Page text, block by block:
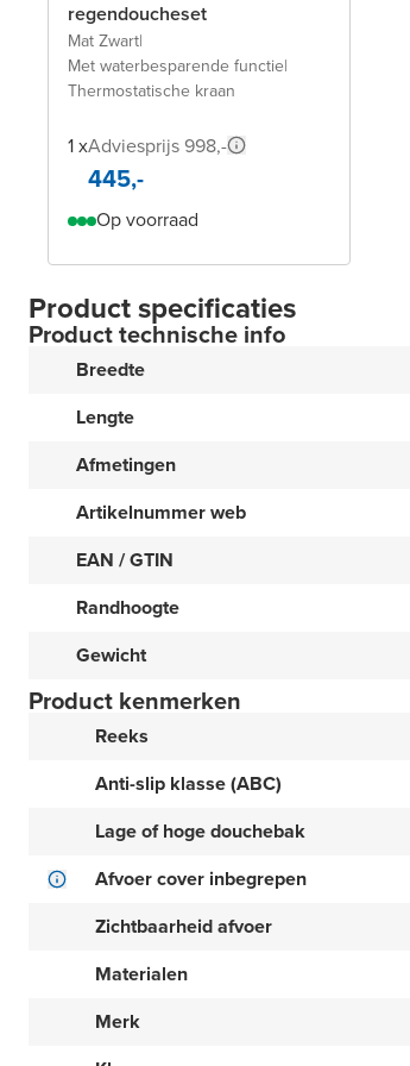
regendoucheset
Mat Zwart|
Met waterbesparende functie|
Thermostatische kraan
1 xAdviesprijs 998,-
445,-
Op voorraad
Product specificaties
Product technische info
Breedte
Lengte
Afmetingen
Artikelnummer web
EAN / GTIN
Randhoogte
Gewicht
Product kenmerken
Reeks
Anti-slip klasse (ABC)
Lage of hoge douchebak
Afvoer cover inbegrepen
Zichtbaarheid afvoer
Materialen
Merk